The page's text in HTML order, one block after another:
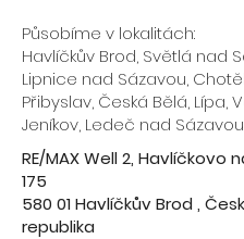
Působíme v lokalitách:
Havlíčkův Brod, Světlá nad
Lipnice nad Sázavou,
Přibyslav, Česká Bělá, Lípa,
Jeníkov, Ledeč nad
RE/MAX Well 2, Havlíčkovo
175
580 01 Havlíčkův Brod ,
republika